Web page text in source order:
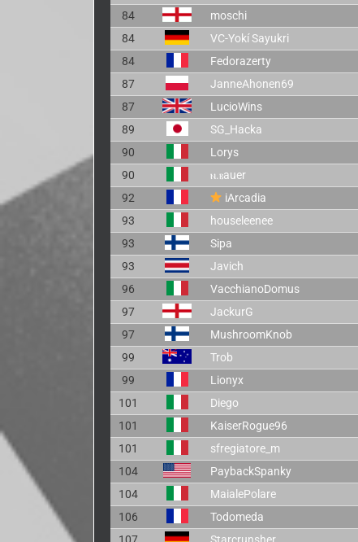
84
moschi
84
VC-Yokí Sayukri
84
Fedorazerty
87
JanneAhonen69
87
LucioWins
89
SG_Hacka
90
Lorys
90
ⲛ.ⲃauer
92
iArcadia
93
houseleenee
93
Sipa
93
Javich
96
VacchianoDomus
97
JackurG
97
MushroomKnob
99
Trob
99
Lionyx
101
Diego
101
KaiserRogue96
101
sfregiatore_m
104
PaybackSpanky
104
MaialePolare
106
Todomeda